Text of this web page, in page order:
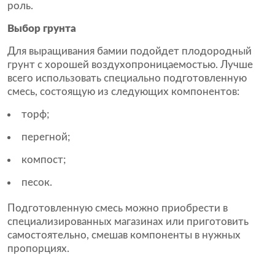
роль.
Выбор грунта
Для выращивания бамии подойдет плодородный
грунт с хорошей воздухопроницаемостью. Лучше
всего использовать специально подготовленную
смесь, состоящую из следующих компонентов:
торф;
перегной;
компост;
песок.
Подготовленную смесь можно приобрести в
специализированных магазинах или приготовить
самостоятельно, смешав компоненты в нужных
пропорциях.